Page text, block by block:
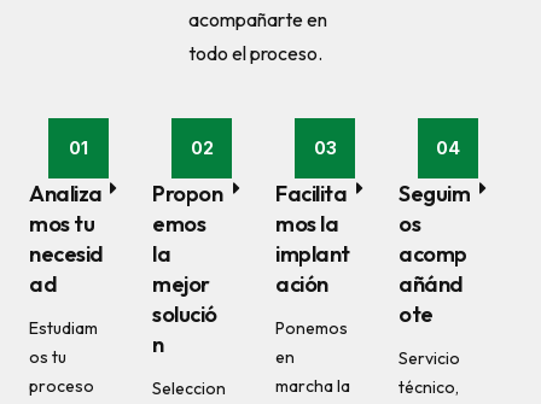
acompañarte en
todo el proceso.
01
Analiza
mos tu
necesid
ad
Estudiam
os tu
proceso
02
Propon
emos
la
mejor
solució
n
Seleccion
03
Facilita
mos la
implant
ación
Ponemos
en
marcha la
04
Seguim
os
acomp
añánd
ote
Servicio
técnico,